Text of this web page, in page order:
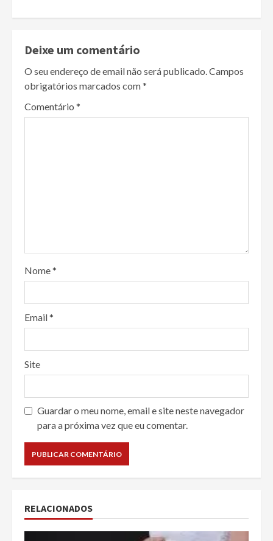
Deixe um comentário
O seu endereço de email não será publicado.Campos
obrigatórios marcados com*
Comentário *
Nome*
Email*
Site
Guardar o meu nome, email e site neste navegador
para a próxima vez que eu comentar.
RELACIONADOS